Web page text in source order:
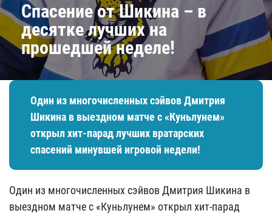
Спасение от Шикина – в
десятке лучших на
прошедшей неделе!​
Один из многочисленных сэйвов Дмитрия
Шикина в выездном матче с «Куньлунем»
открыл хит-парад лучших вратарских
спасений минувшей игровой недели!
Один из многочисленных сэйвов Дмитрия Шикина в
выездном матче с «Куньлунем» открыл хит-парад